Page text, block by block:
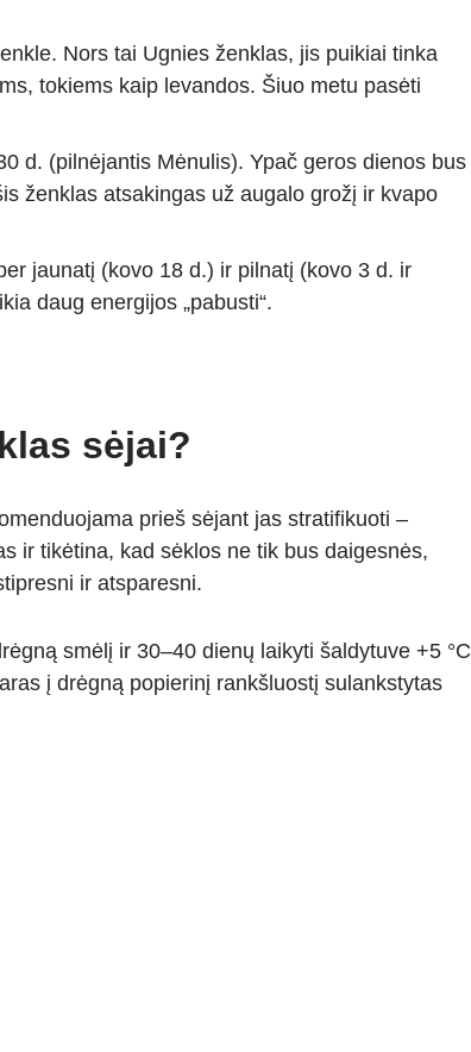
Nors tai Ugnies ženklas, jis puikiai tinka
tokiems kaip levandos. Šiuo metu pasėti
d. (pilnėjantis Mėnulis). Ypač geros dienos bus
ženklas atsakingas už augalo grožį ir kvapo
jaunatį (kovo 18 d.) ir pilnatį (kovo 3 d. ir
daug energijos „pabusti“.
sėjai?
prieš sėjant jas stratifikuoti –
ir tikėtina, kad sėklos ne tik bus daigesnės,
ir atsparesni.
smėlį ir 30–40 dienų laikyti šaldytuve +5 °C
į drėgną popierinį rankšluostį sulankstytas